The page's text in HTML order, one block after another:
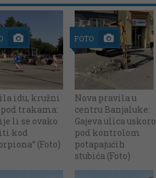
idu, kružni
trakama:
li se ovako
kod
(Foto)
FOTO
Nova pravila u
centru Banjaluke:
Gajeva ulica uskoro
pod kontrolom
potapajućih
stubića (Foto)